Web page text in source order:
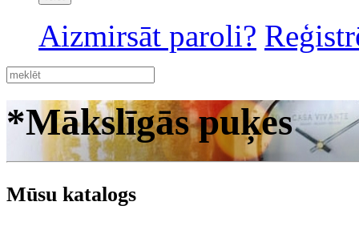
Aizmirsāt paroli?
*Mākslīgās puķes
Mūsu katalogs